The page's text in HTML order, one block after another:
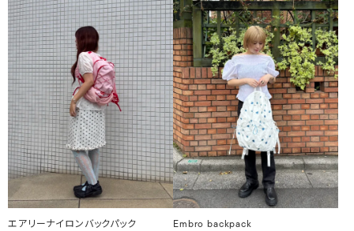
エアリーナイロンバックパック Embro backpack